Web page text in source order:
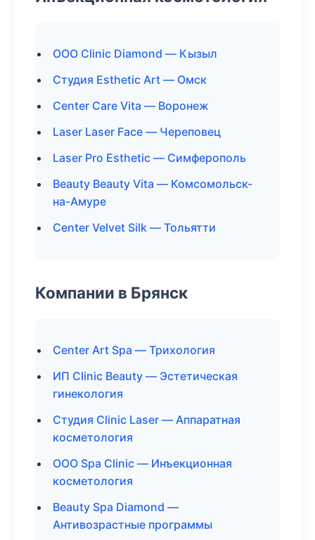
ООО Clinic Diamond — Кызыл
Студия Esthetic Art — Омск
Center Care Vita — Воронеж
Laser Laser Face — Череповец
Laser Pro Esthetic — Симферополь
Beauty Beauty Vita — Комсомольск-
на-Амуре
Center Velvet Silk — Тольятти
Компании в Брянск
Center Art Spa — Трихология
ИП Clinic Beauty — Эстетическая
гинекология
Студия Clinic Laser — Аппаратная
косметология
ООО Spa Clinic — Инъекционная
косметология
Beauty Spa Diamond —
Антивозрастные программы